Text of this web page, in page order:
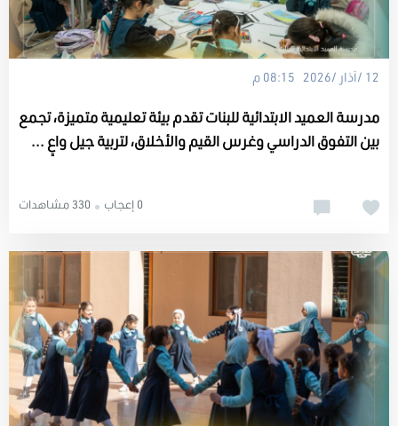
12 /آذار /2026 08:15 م
مدرسة العميد الابتدائية للبنات تقدم بيئة تعليمية متميزة، تجمع
بين التفوق الدراسي وغرس القيم والأخلاق، لتربية جيل واعٍ ...
330 مشاهدات 0 إعجاب